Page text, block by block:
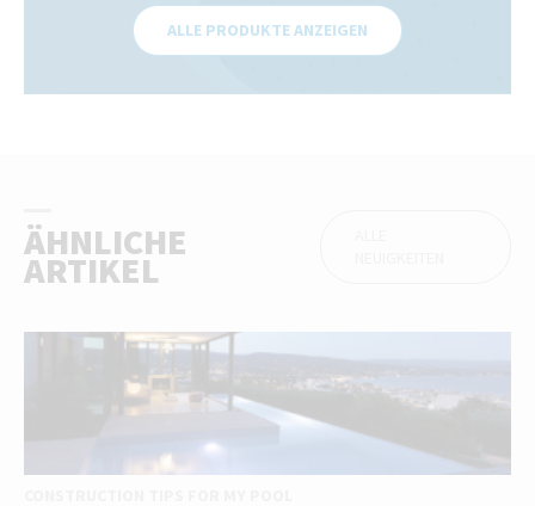
ALLE PRODUKTE ANZEIGEN
ÄHNLICHE
ARTIKEL